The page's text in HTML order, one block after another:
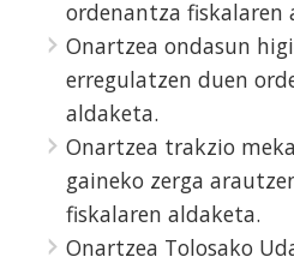
ordenantza fiskalaren
Onartzea ondasun
erregulatzen duen
aldaketa.
Onartzea trakzio
gaineko zerga
fiskalaren aldaketa.
Onartzea Tolosako